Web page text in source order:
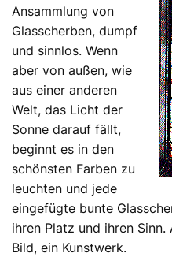
Ansammlung von
Glasscherben, dumpf
und sinnlos. Wenn
aber von außen, wie
aus einer anderen
Welt, das Licht der
Sonne darauf fällt,
beginnt es in den
schönsten Farben zu
leuchten und jede
eingefügte bunte
ihren Platz und ihren
Bild, ein Kunstwerk.